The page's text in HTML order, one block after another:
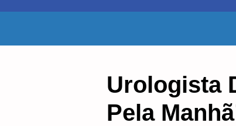
Urologista
Pela